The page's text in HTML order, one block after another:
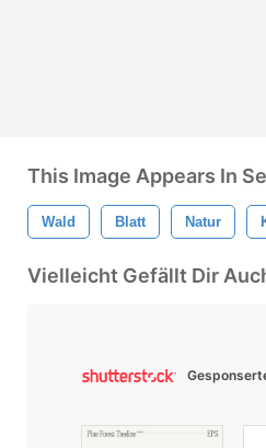
This Image Appears In
Wald Blatt Natur
Vielleicht Gefällt Dir